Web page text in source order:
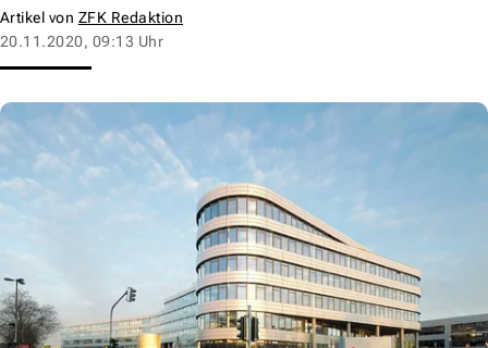
Artikel von ZFK Redaktion
20.11.2020, 09:13 Uhr